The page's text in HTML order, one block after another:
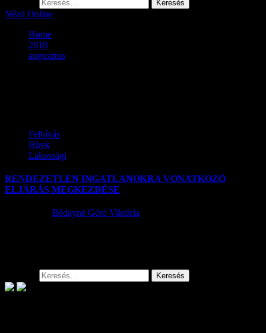
Nézd Online
Home
2018
augusztus
Felhívás
Hírek
Lakossági
RENDEZETLEN INGATLANOKRA VONATKOZÓ
ELJÁRÁS MEGKEZDÉSE
Bédayné Géró Viktória